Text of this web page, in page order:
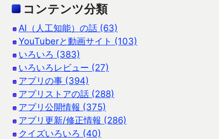
コンテンツ分類
AI（人工知能）の話 (63)
YouTuberと動画サイト (103)
いろいろ (383)
いろいろレビュー (27)
アプリの事 (394)
アプリストアの話 (288)
アプリ公開情報 (375)
アプリ更新/修正情報 (286)
クイズいろいろ (40)